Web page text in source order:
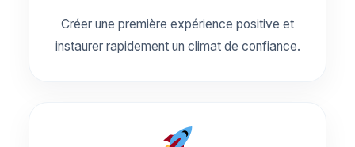
Créer une première expérience positive et
instaurer rapidement un climat de confiance.